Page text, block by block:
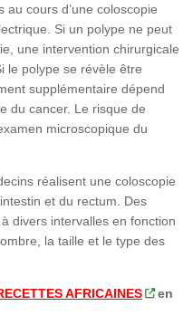
cours d’une coloscopie
Si un polype ne peut
une intervention chirurgicale
le polype se révèle être
supplémentaire dépend
du cancer. Le risque de
microscopique du
réalisent une coloscopie
et du rectum. Des
divers intervalles en fonction
la taille et le type des
AFRICAINES
en